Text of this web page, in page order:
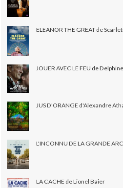
ELEANOR THE GREAT de
JOUER AVEC LE FEU de
JUS D'ORANGE d'Alexandre
L'INCONNU DE LA GRANDE
LA CACHE de Lionel Baier